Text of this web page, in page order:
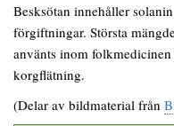
Besksötan innehåller
förgiftningar. Största
använts inom
korgflätning.
(Delar av bildmaterial från